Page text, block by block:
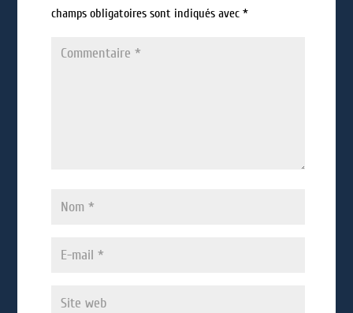
champs obligatoires sont indiqués avec *